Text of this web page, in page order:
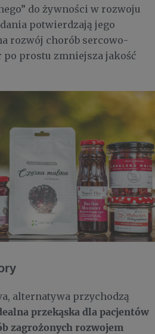
do żywności w rozwoju
potwierdzają jego
rozwój chorób sercowo-
prostu zmniejsza jakość
alternatywa przychodzą
przekąska dla pacjentów
zagrożonych rozwojem